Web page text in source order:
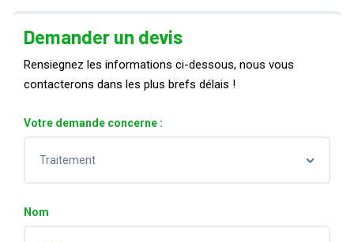
Demander un devis
Rensiegnez les informations ci-dessous, nous vous
contacterons dans les plus brefs délais !
Votre demande concerne :
Nom